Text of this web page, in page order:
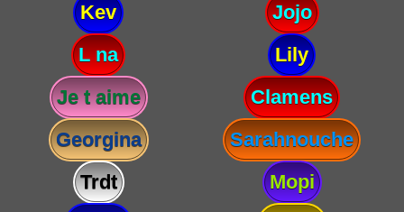
Kev
Jojo
L na
Lily
Je t aime
Clamens
Georgina
Sarahnouche
Trdt
Mopi